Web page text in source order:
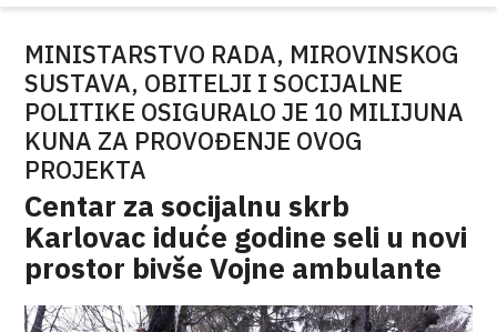
MINISTARSTVO RADA, MIROVINSKOG
SUSTAVA, OBITELJI I SOCIJALNE
POLITIKE OSIGURALO JE 10 MILIJUNA
KUNA ZA PROVOĐENJE OVOG
PROJEKTA
Centar za socijalnu skrb
Karlovac iduće godine seli u novi
prostor bivše Vojne ambulante